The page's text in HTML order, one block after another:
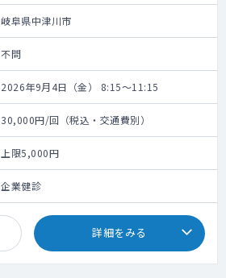
岐阜県中津川市
不問
2026年9月4日（金） 8:15～11:15
30,000円/回（税込・交通費別）
上限5,000円
企業健診
詳細をみる